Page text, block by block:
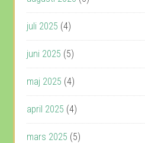
juli 2025 (4)
juni 2025 (5)
maj 2025 (4)
april 2025 (4)
mars 2025 (5)